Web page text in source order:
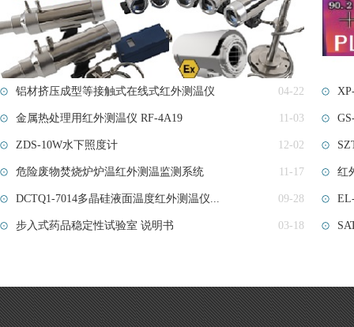
铝材挤压成型等接触式在线式红外测温仪 04-22
金属热处理用红外测温仪 RF-4A19 11-03
ZDS-10W水下照度计 12-02
危险废物焚烧炉炉温红外测温监测系统 11-17
DCTQ1-7014多晶硅液面温度红外测温仪... 09-28
步入式药品稳定性试验室​ 说明书 03-18
红